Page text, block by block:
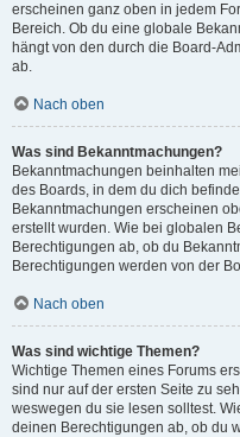
erscheinen ganz oben in jedem
Bereich. Ob du eine globale
hängt von den durch die Board-
ab.
Nach oben
Was sind Bekanntmachungen?
Bekanntmachungen beinhalten
des Boards, in dem du dich
Bekanntmachungen erscheinen
erstellt wurden. Wie bei globalen
Berechtigungen ab, ob du
Berechtigungen werden von der
Nach oben
Was sind wichtige Themen?
Wichtige Themen eines Forums
sind nur auf der ersten Seite zu
weswegen du sie lesen solltest.
deinen Berechtigungen ab, ob du